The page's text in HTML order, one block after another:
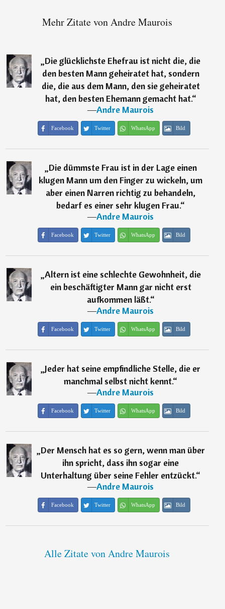
Mehr Zitate von Andre Maurois
„Die glücklichste Ehefrau ist nicht die, die
den besten Mann geheiratet hat, sondern
die, die aus dem Mann, den sie geheiratet
hat, den besten Ehemann gemacht hat.“
―Andre Maurois
Facebook Twitter WhatsApp Bild
„Die dümmste Frau ist in der Lage einen
klugen Mann um den Finger zu wickeln, um
aber einen Narren richtig zu behandeln,
bedarf es einer sehr klugen Frau.“
―Andre Maurois
Facebook Twitter WhatsApp Bild
„Altern ist eine schlechte Gewohnheit, die
ein beschäftigter Mann gar nicht erst
aufkommen läßt.“
―Andre Maurois
Facebook Twitter WhatsApp Bild
„Jeder hat seine empfindliche Stelle, die er
manchmal selbst nicht kennt.“
―Andre Maurois
Facebook Twitter WhatsApp Bild
„Der Mensch hat es so gern, wenn man über
ihn spricht, dass ihn sogar eine
Unterhaltung über seine Fehler entzückt.“
―Andre Maurois
Facebook Twitter WhatsApp Bild
Alle Zitate von Andre Maurois